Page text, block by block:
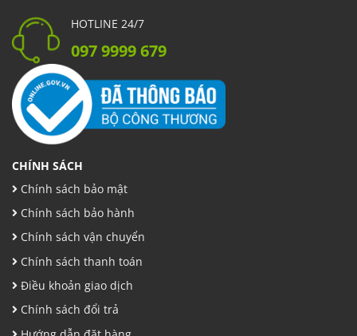
HOTLINE 24/7
097 9999 679
CHÍNH SÁCH
Chính sách bảo mật
Chính sách bảo hành
Chính sách vận chuyển
Chính sách thanh toán
Điều khoản giao dịch
Chính sách đổi trả